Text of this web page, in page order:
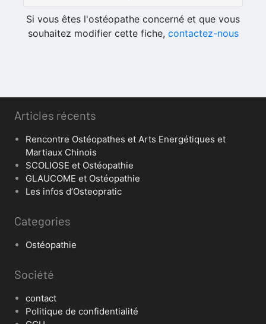
Si vous êtes l'ostéopathe concerné et que vous
souhaitez modifier cette fiche, contactez-nous
Articles récents
Rencontre Ostéopathes et Arts Energétiques et
Martiaux Chinois
SCOLIOSE et Ostéopathie
GLAUCOME et Ostéopathie
Les infos d’Osteopratic
Categories
Ostéopathie
Société
contact
Politique de confidentialité